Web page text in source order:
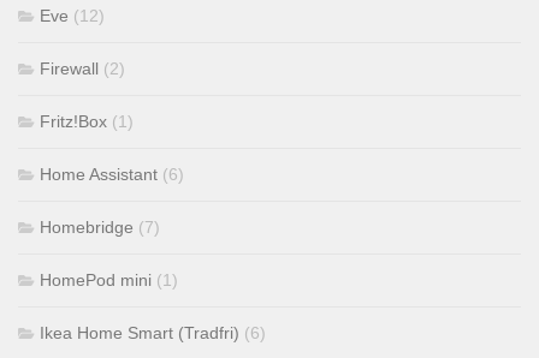
Eve (12)
Firewall (2)
Fritz!Box (1)
Home Assistant (6)
Homebridge (7)
HomePod mini (1)
Ikea Home Smart (Tradfri) (6)